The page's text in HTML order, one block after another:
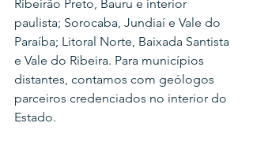
Ribeirão Preto, Bauru e interior
paulista; Sorocaba, Jundiaí e Vale do
Paraíba; Litoral Norte, Baixada Santista
e Vale do Ribeira. Para municípios
distantes, contamos com geólogos
parceiros credenciados no interior do
Estado.